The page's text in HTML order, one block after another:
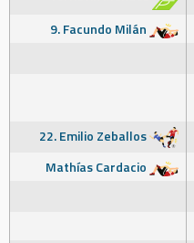
9. Facundo Milán
22. Emilio Zeballos
Mathías Cardacio